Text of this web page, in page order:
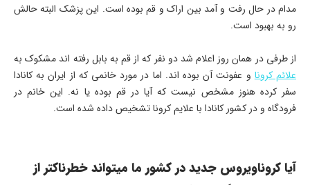
مدام در حال رفت و آمد بین اراک و قم بوده است. این پزشک البته حالش
رو به بهبود است.
از طرفی در همان روز اعلام شد دو نفر که از قم به بابل رفته اند مشکوک به
علائم کروناو عفونت آن بوده اند. اما در مورد خانمی که از ایران به کانادا
سفر کرده هنوز مشخص نیست که آیا در قم بوده یا نه. این خانم در
فرودگاه و در کشور کانادا با علایم کرونا تشخیص داده شده است.
آیا کروناویروس جدید در کشور ما میتواند خطرناکتر از